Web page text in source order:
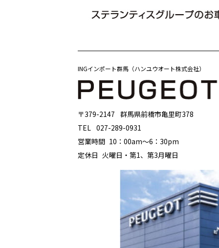
INGインポート群馬（ハンユウオート株式会社）
〒379-2147 群馬県前橋市亀里町378
TEL 027-289-0931
営業時間 10：00am〜6：30pm
定休日 火曜日・第1、第3月曜日